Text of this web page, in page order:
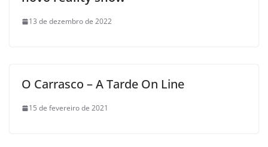
13 de dezembro de 2022
O Carrasco – A Tarde On Line
15 de fevereiro de 2021